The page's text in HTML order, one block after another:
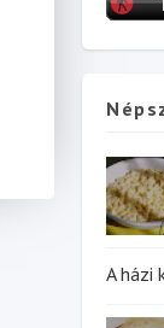
A házi